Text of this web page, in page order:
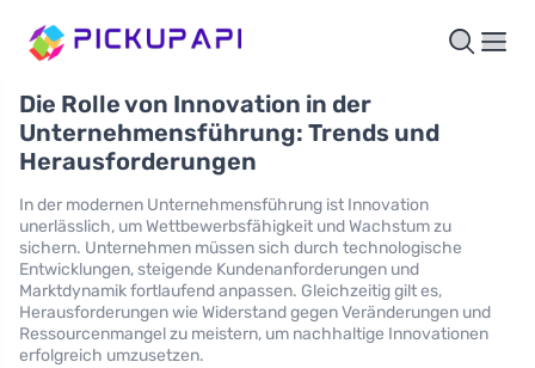
Die Rolle von Innovation in der
Unternehmensführung: Trends und
Herausforderungen
In der modernen Unternehmensführung ist Innovation
unerlässlich, um Wettbewerbsfähigkeit und Wachstum zu
sichern. Unternehmen müssen sich durch technologische
Entwicklungen, steigende Kundenanforderungen und
Marktdynamik fortlaufend anpassen. Gleichzeitig gilt es,
Herausforderungen wie Widerstand gegen Veränderungen und
Ressourcenmangel zu meistern, um nachhaltige Innovationen
erfolgreich umzusetzen.